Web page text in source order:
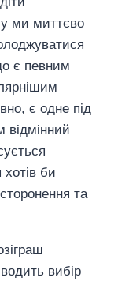
ми миттєво
є певним
є одне під
відмінний
хотів би
та
вибір